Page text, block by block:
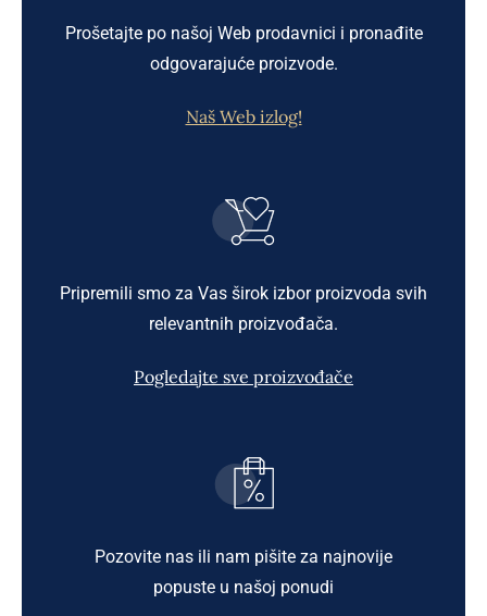
Prošetajte po našoj Web prodavnici i pronađite
odgovarajuće proizvode.
Naš Web izlog!
Pripremili smo za Vas širok izbor proizvoda svih
relevantnih proizvođača.
Pogledajte sve proizvođače
Pozovite nas ili nam pišite za najnovije
popuste u našoj ponudi